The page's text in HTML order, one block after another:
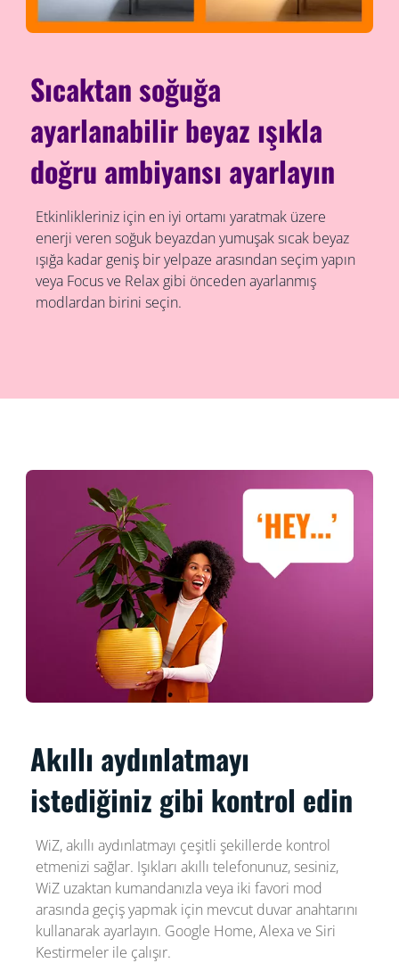
Sıcaktan soğuğa
ayarlanabilir beyaz ışıkla
doğru ambiyansı ayarlayın
Etkinlikleriniz için en iyi ortamı yaratmak üzere
enerji veren soğuk beyazdan yumuşak sıcak beyaz
ışığa kadar geniş bir yelpaze arasından seçim yapın
veya Focus ve Relax gibi önceden ayarlanmış
modlardan birini seçin.
Akıllı aydınlatmayı
istediğiniz gibi kontrol edin
WiZ, akıllı aydınlatmayı çeşitli şekillerde kontrol
etmenizi sağlar. Işıkları akıllı telefonunuz, sesiniz,
WiZ uzaktan kumandanızla veya iki favori mod
arasında geçiş yapmak için mevcut duvar anahtarını
kullanarak ayarlayın. Google Home, Alexa ve Siri
Kestirmeler ile çalışır.